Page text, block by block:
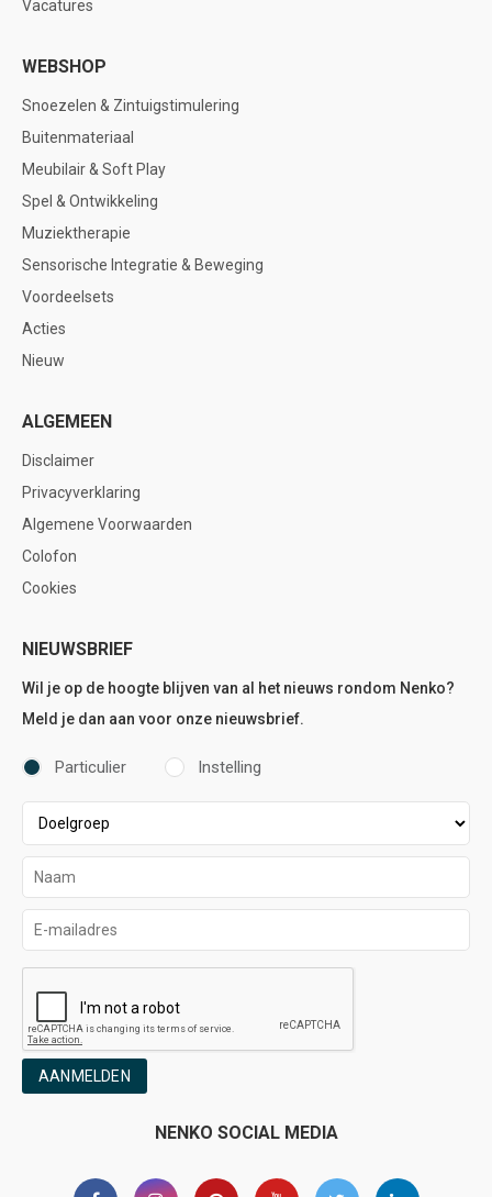
Vacatures
WEBSHOP
Snoezelen & Zintuigstimulering
Buitenmateriaal
Meubilair & Soft Play
Spel & Ontwikkeling
Muziektherapie
Sensorische Integratie & Beweging
Voordeelsets
Acties
Nieuw
ALGEMEEN
Disclaimer
Privacyverklaring
Algemene Voorwaarden
Colofon
Cookies
NIEUWSBRIEF
Wil je op de hoogte blijven van al het nieuws rondom Nenko?
Meld je dan aan voor onze nieuwsbrief.
Particulier Instelling
AANMELDEN
NENKO SOCIAL MEDIA